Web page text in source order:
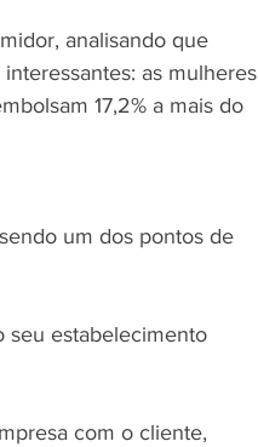
analisando que
as mulheres
17,2% a mais do
um dos pontos de
seu estabelecimento
com o cliente,